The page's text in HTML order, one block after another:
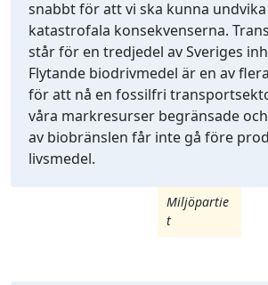
Miljöpartie
t
snabbt för att vi ska kunna
katastrofala konsekvenserna.
står för en tredjedel av Sveriges
Flytande biodrivmedel är en av
för att nå en fossilfri
våra markresurser begränsade
av biobränslen får inte gå före
livsmedel.